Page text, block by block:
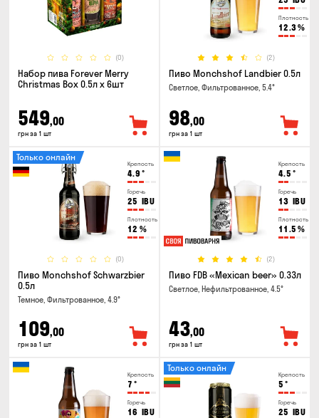
(0)
Набор пива Forever Merry
Christmas Box 0.5л x 6шт
549,00
грн за 1 шт
Плотность
12.3%
(2)
Пиво Monchshof Landbier 0.5л
Светлое, Фильтрованное, 5.4°
98,00
грн за 1 шт
Крепость
4.9 °
Горечь
25 IBU
Плотность
12 %
(0)
Только онлайн
Пиво Monchshof Schwarzbier
0.5л
Темное, Фильтрованное, 4.9°
109,00
грн за 1 шт
Крепость
4.5 °
Горечь
13 IBU
Плотность
11.5 %
(2)
Пиво FDB «Mexican beer» 0.33л
Светлое, Нефильтрованное, 4.5°
43,00
грн за 1 шт
Крепость
7 °
Горечь
16 IBU
Крепость
5 °
Горечь
25 IBU
Только онлайн